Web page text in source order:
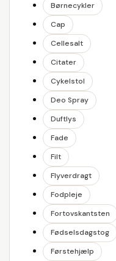
Børnecykler
Cap
Cellesalt
Citater
Cykelstol
Deo Spray
Duftlys
Fade
Filt
Flyverdragt
Fodpleje
Fortovskantsten
Fødselsdagstog
Førstehjælp